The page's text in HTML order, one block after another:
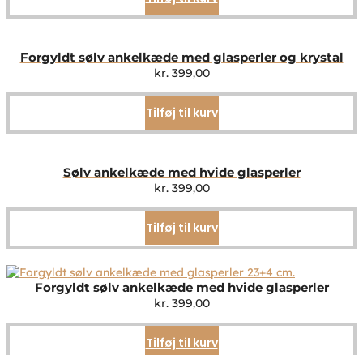
Forgyldt sølv ankelkæde med glasperler og krystal
kr.399,00
Tilføj til kurv
Sølv ankelkæde med hvide glasperler
kr.399,00
Tilføj til kurv
Forgyldt sølv ankelkæde med hvide glasperler
kr.399,00
Tilføj til kurv